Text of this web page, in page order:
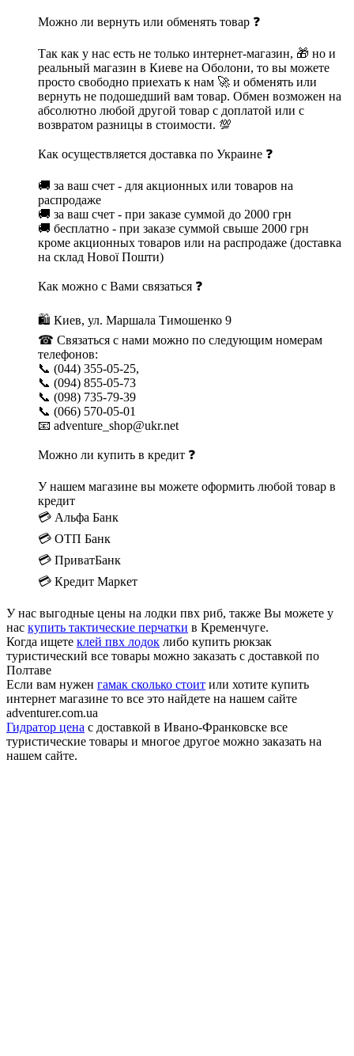
Можно ли вернуть или обменять товар ❓
Так как у нас есть не только интернет-магазин, 🎁 но и
реальный магазин в Киеве на Оболони, то вы можете
просто свободно приехать к нам 🚀 и обменять или
вернуть не подошедший вам товар. Обмен возможен на
абсолютно любой другой товар с доплатой или с
возвратом разницы в стоимости. 💯
Как осуществляется доставка по Украине ❓
🚚 за ваш счет - для акционных или товаров на
распродаже
🚚 за ваш счет - при заказе суммой до 2000 грн
🚚 бесплатно - при заказе суммой свыше 2000 грн
кроме акционных товаров или на распродаже (доставка
на склад Нової Пошти)
Как можно с Вами связаться ❓
🛍 Киев, ул. Маршала Тимошенко 9
☎ Связаться с нами можно по следующим номерам
телефонов:
📞 (044) 355-05-25,
📞 (094) 855-05-73
📞 (098) 735-79-39
📞 (066) 570-05-01
📧 adventure_shop@ukr.net
Можно ли купить в кредит ❓
У нашем магазине вы можете оформить любой товар в
кредит
💳 Альфа Банк
💳 ОТП Банк
💳 ПриватБанк
💳 Кредит Маркет
У нас выгодные цены на лодки пвх риб, также Вы можете у
нас купить тактические перчатки в Кременчуге.
Когда ищете клей пвх лодок либо купить рюкзак
туристический все товары можно заказать с доставкой по
Полтаве
Если вам нужен гамак сколько стоит или хотите купить
интернет магазине то все это найдете на нашем сайте
adventurer.com.ua
Гидратор цена с доставкой в Ивано-Франковске все
туристические товары и многое другое можно заказать на
нашем сайте.